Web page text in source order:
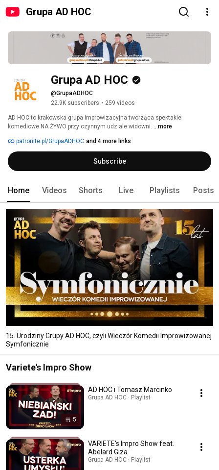
Grupa AD HOC
Grupa AD HOC
@GrupaADHOC
22.9K subscribers • 259 videos
AD HOC to krakowska grupa improwizacyjna tworząca spektakle
komediowe NA ŻYWO przy czynnym udziale widowni. ...more
patronite.pl/GrupaADHOC and 4 more links
Subscribe
Home Videos Shorts Live Playlists Posts
15. Urodziny Grupy AD HOC, czyli Wieczór Komedii Improwizowanej
Symfonicznie
Variete's Impro Show
5
AD HOC i Tomasz Marcinko
Grupa AD HOC · Playlist
VARIETE's Impro Show feat.
Abelard Giza
Grupa AD HOC · Playlist